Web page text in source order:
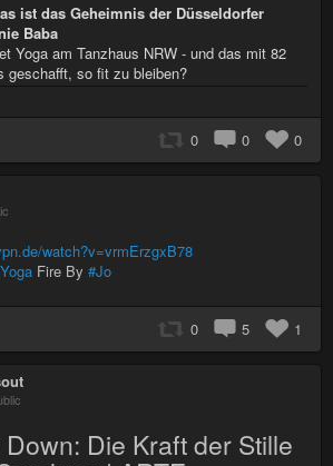
ist das Geheimnis der Düsseldorfer
Baba
Yoga am Tanzhaus NRW - und das mit 82
geschafft, so fit zu bleiben?
0 0 0
watch?v=vrmErzgxB78
Fire By #Jo
0 5 1
Die Kraft der Stille